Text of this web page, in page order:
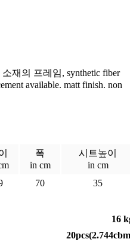
재의 프레임, synthetic fiber
available. matt finish. non
폭
in cm
시트높이
in cm
70 35
16